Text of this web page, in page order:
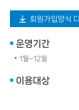
회원가입양식
운영기간
1월~12월
이용대상